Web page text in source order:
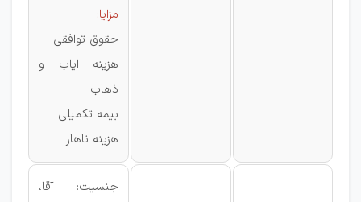
مزایا:
حقوق توافقی
هزینه ایاب و
ذهاب
بیمه تکمیلی
هزینه ناهار
جنسیت: آقا،